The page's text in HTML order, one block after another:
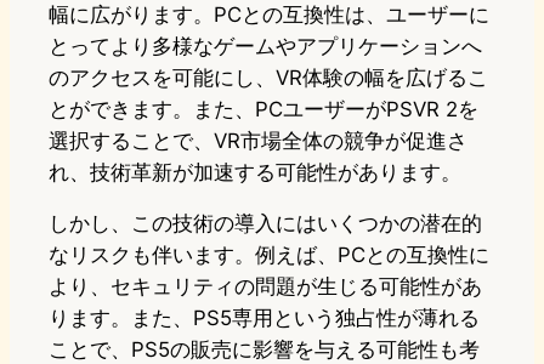
幅に広がります。PCとの互換性は、ユーザーに
とってより多様なゲームやアプリケーションへ
のアクセスを可能にし、VR体験の幅を広げるこ
とができます。また、PCユーザーがPSVR 2を
選択することで、VR市場全体の競争が促進さ
れ、技術革新が加速する可能性があります。
しかし、この技術の導入にはいくつかの潜在的
なリスクも伴います。例えば、PCとの互換性に
より、セキュリティの問題が生じる可能性があ
ります。また、PS5専用という独占性が薄れる
ことで、PS5の販売に影響を与える可能性も考